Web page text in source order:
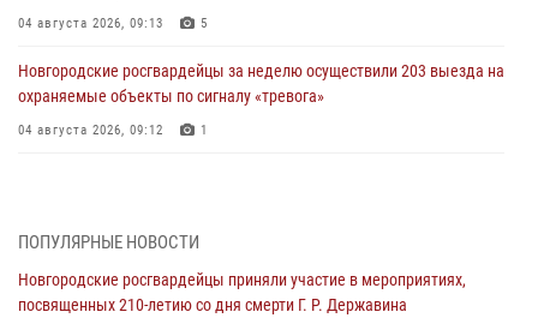
04 августа 2026, 09:13 5
Новгородские росгвардейцы за неделю осуществили 203 выезда на
охраняемые объекты по сигналу «тревога»
04 августа 2026, 09:12 1
В Великом Новгороде сотрудники центра лицензионно-
ПОПУЛЯРНЫЕ НОВОСТИ
Новгородские росгвардейцы приняли участие в мероприятиях,
посвященных 210-летию со дня смерти Г. Р. Державина